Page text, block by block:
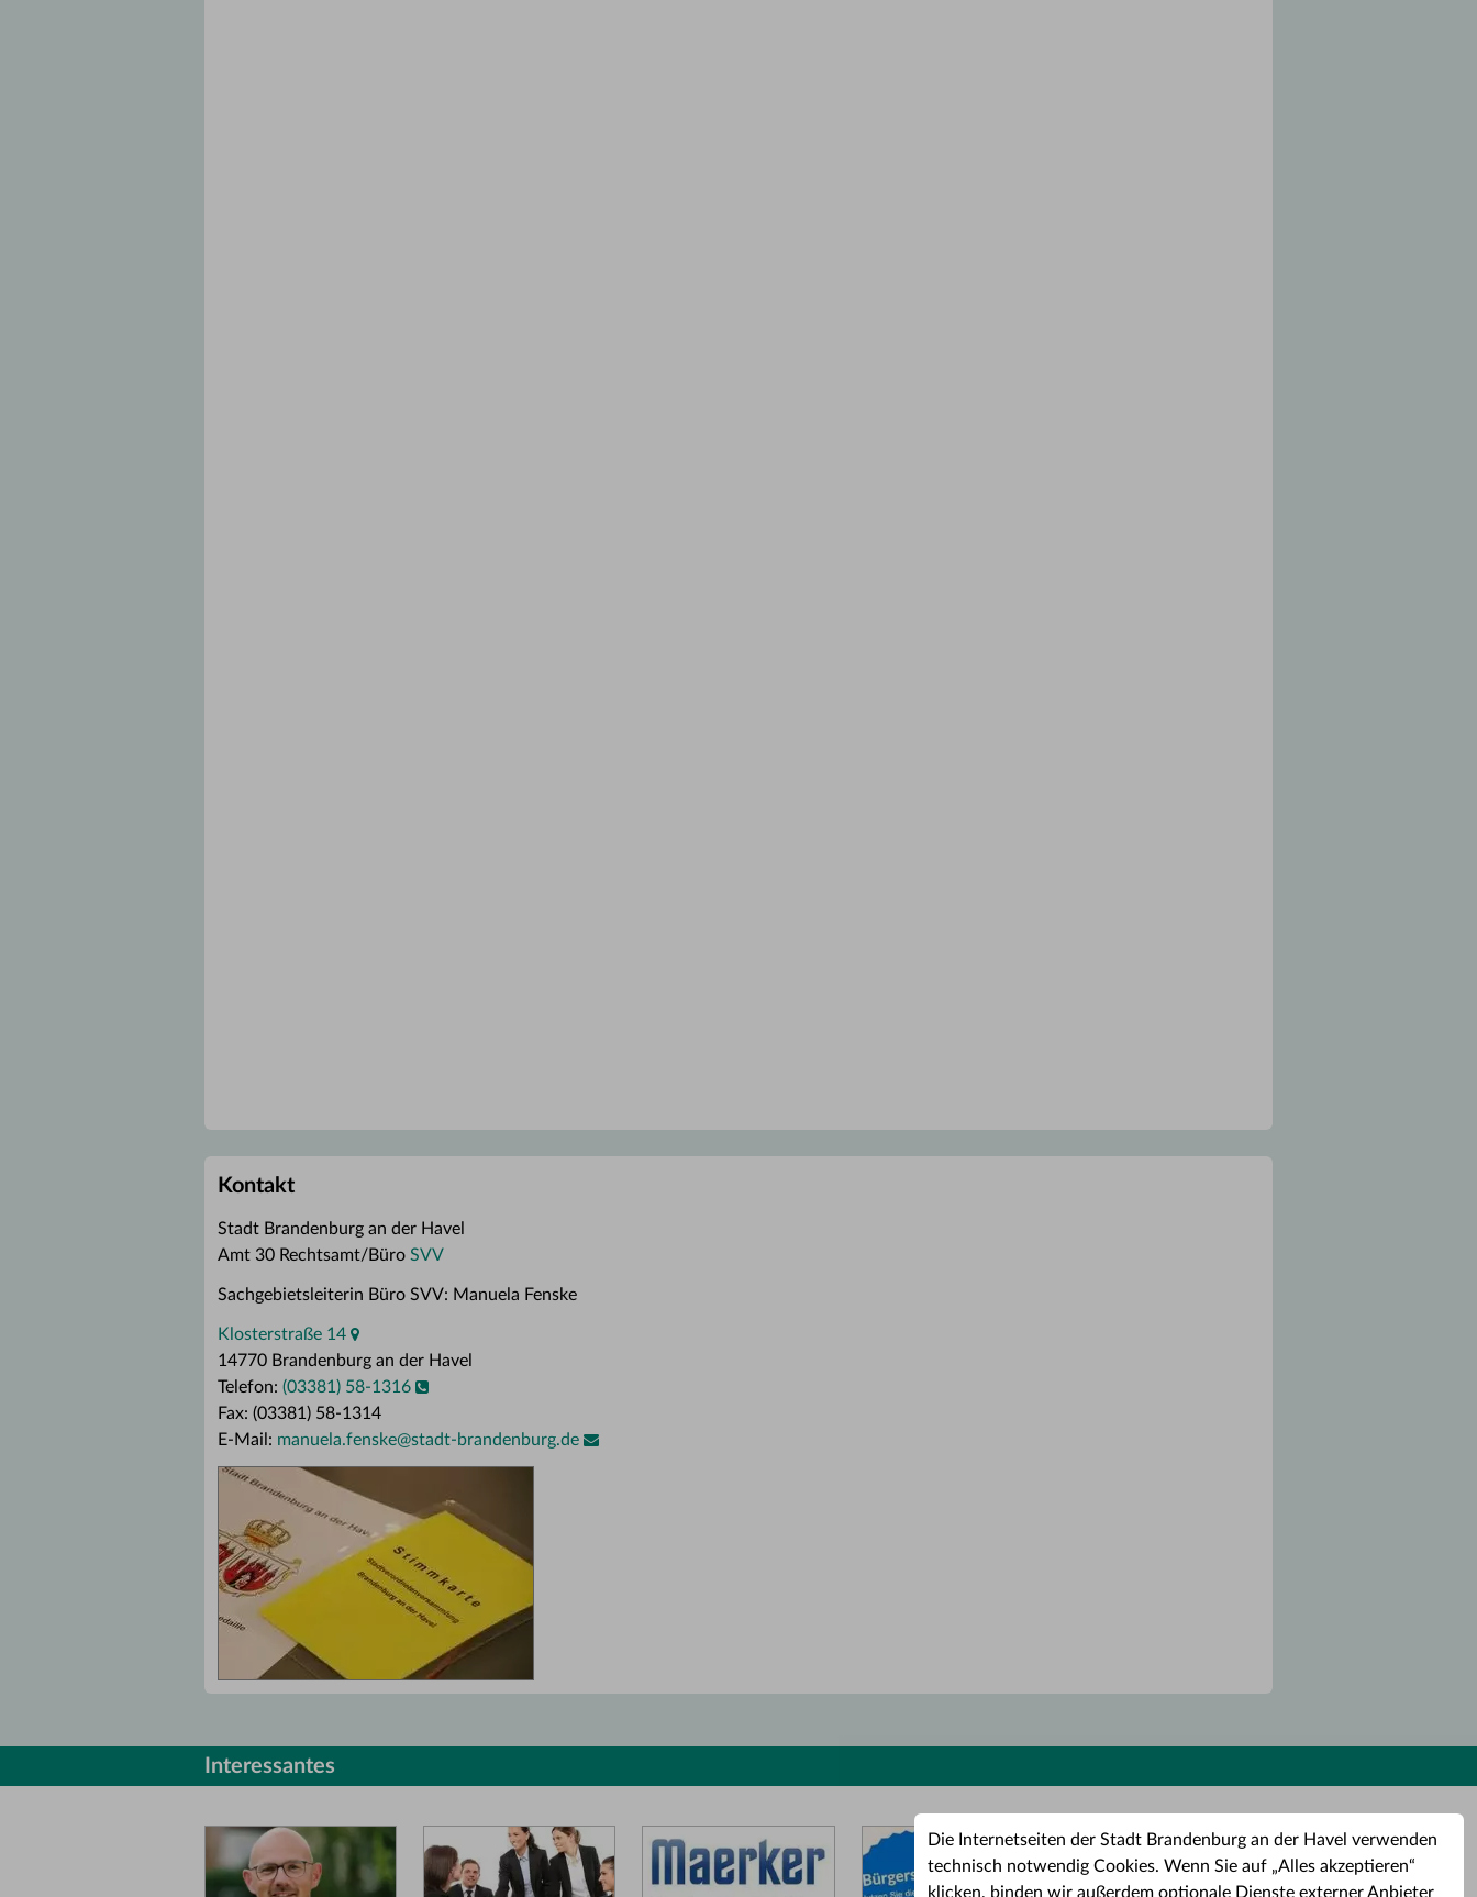
Die Internetseiten der Stadt Brandenburg an der Havel verwenden
technisch notwendig Cookies. Wenn Sie auf „Alles akzeptieren“
klicken, binden wir außerdem optionale Dienste externer Anbieter
Kontakt
Stadt Brandenburg an der Havel
Amt 30 Rechtsamt/Büro SVV
Sachgebietsleiterin Büro SVV: Manuela Fenske
Klosterstraße 14
14770 Brandenburg an der Havel
Telefon: (03381) 58-1316
Fax: (03381) 58-1314
E-Mail: manuela.fenske@stadt-brandenburg.de
Interessantes